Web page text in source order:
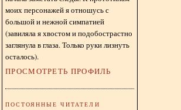
моих персонажей я отношусь с
большой и нежной симпатией
(завиляла я хвостом и подобострастно
заглянула в глаза. Только руки лизнуть
осталось).
ПРОСМОТРЕТЬ ПРОФИЛЬ
ПОСТОЯННЫЕ ЧИТАТЕЛИ